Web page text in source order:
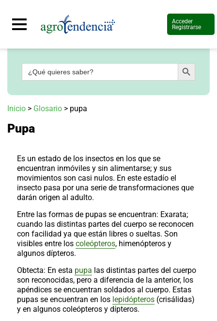
Acceder
Registrarse
Señal
en
más
Agrotendencia
Planes
Glosario
Agroshow
Regístrate
suscríbete
al
boletín
Contáctenos
Acuicultura
Agricultura
de
precisión
Apicultura
Avicultura
Cultivos
Buscar: Botón de búsqueda
Inicio > Glosario > pupa
Pupa
Es un estado de los insectos en los que se
encuentran inmóviles y sin alimentarse; y sus
movimientos son casi nulos. En este estadío el
insecto pasa por una serie de transformaciones que
darán origen al adulto.
Entre las formas de pupas se encuentran: Exarata;
cuando las distintas partes del cuerpo se reconocen
con facilidad ya que están libres o sueltas. Son
visibles entre los coleópteros, himenópteros y
algunos dípteros.
Obtecta: En esta pupa las distintas partes del cuerpo
son reconocidas, pero a diferencia de la anterior, los
apéndices se encuentran soldados al cuerpo. Estas
pupas se encuentran en los lepidópteros (crisálidas)
y en algunos coleópteros y dípteros.